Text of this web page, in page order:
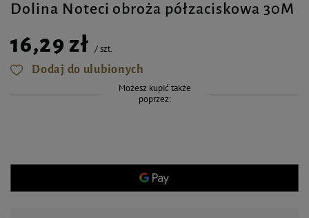
Dolina Noteci obroża półzaciskowa 30M
16,29 zł /szt.
Dodaj do ulubionych
Możesz kupić także
poprzez: